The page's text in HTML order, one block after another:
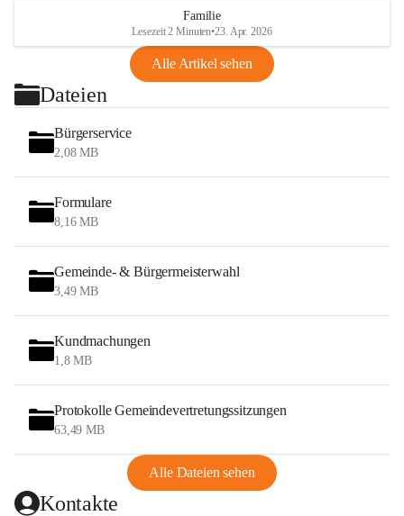
Familie
Lesezeit 2 Minuten•23. Apr. 2026
Alle Artikel sehen
Dateien
Bürgerservice
2,08 MB
Formulare
8,16 MB
Gemeinde- & Bürgermeisterwahl
3,49 MB
Kundmachungen
1,8 MB
Protokolle Gemeindevertretungssitzungen
63,49 MB
Alle Dateien sehen
Kontakte